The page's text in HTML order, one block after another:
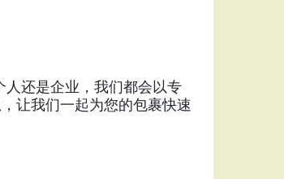
还是企业，我们都会以专
让我们一起为您的包裹快速